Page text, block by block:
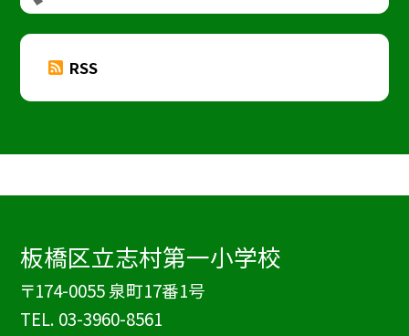
RSS
板橋区立志村第一小学校
〒174-0055 泉町17番1号
TEL. 03-3960-8561